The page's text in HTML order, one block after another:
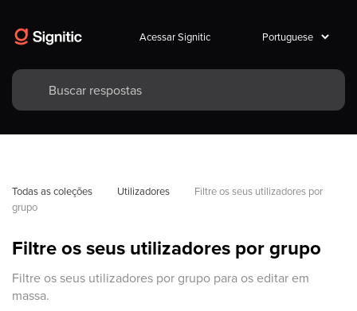
Acessar Signitic
Todas as coleções Utilizadores
Filtre os seus utilizadores por
grupo
Filtre os seus utilizadores por grupo
Filtre os seus utilizadores por grupo para os editar em
massa.